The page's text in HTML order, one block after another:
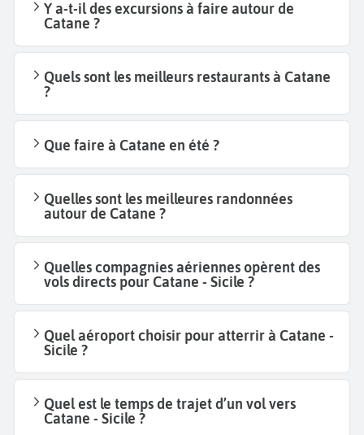
Y a-t-il des excursions à faire autour de
Catane ?
Quels sont les meilleurs restaurants à Catane
?
Que faire à Catane en été ?
Quelles sont les meilleures randonnées
autour de Catane ?
Quelles compagnies aériennes opèrent des
vols directs pour Catane - Sicile ?
Quel aéroport choisir pour atterrir à Catane -
Sicile ?
Quel est le temps de trajet d’un vol vers
Catane - Sicile ?